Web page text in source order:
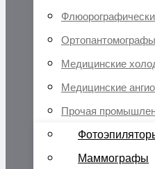
Ортопантомографы
Медицинские
Медицинские
Прочая
Маммографы